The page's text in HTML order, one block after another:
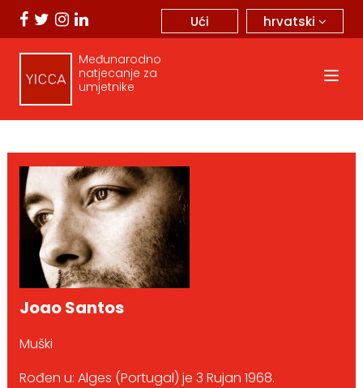
hrvatski
Ući
Međunarodno
natjecanje za
umjetnike
Joao Santos
Muški
Rođen u: Alges (Portugal) je 3 Rujan 1968.